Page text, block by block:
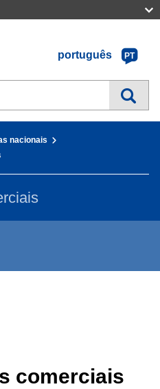
português
PT
nacionais
comerciais